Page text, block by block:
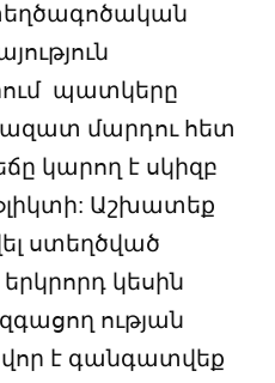
պատկերը
մարդու հետ
կարող է սկիզբ
Աշխատեք
ստեղծված
կեսին
ության
է գանգատվեք